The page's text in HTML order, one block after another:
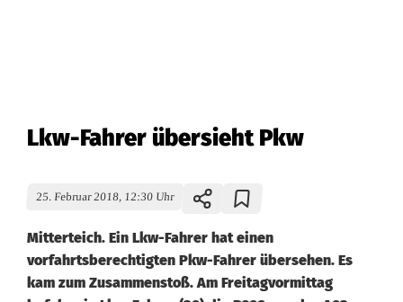
Lkw-Fahrer übersieht Pkw
25. Februar 2018, 12:30 Uhr
Mitterteich. Ein Lkw-Fahrer hat einen
vorfahrtsberechtigten Pkw-Fahrer übersehen. Es
kam zum Zusammenstoß. Am Freitagvormittag